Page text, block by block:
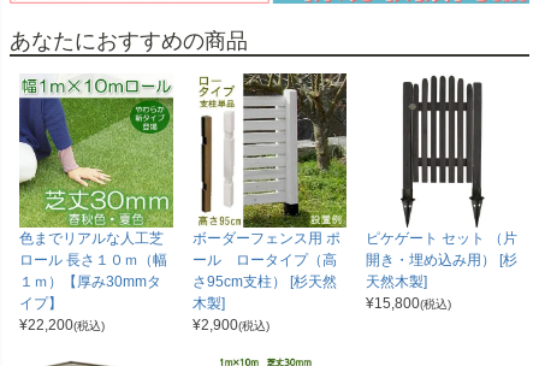
あなたにおすすめの商品
色までリアルな人工芝
ロール 長さ１０ｍ（幅
１ｍ）【厚み30mmタ
イプ】
¥22,200(税込)
ボーダーフェンス用 ポ
ール ロータイプ（高
さ95cm支柱） [杉天然
木製]
¥2,900(税込)
ピケゲート セット （片
開き・埋め込み用） [杉
天然木製]
¥15,800(税込)